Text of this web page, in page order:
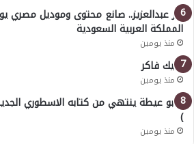
بدر عبدالعزيز.. صانع محتوى وموديل مصري
المملكة العربية السعودية
منذ يومين
خليك فاكر
منذ يومين
( أبو عيطة ينتهي من كتابه الاسطوري
)
منذ يومين